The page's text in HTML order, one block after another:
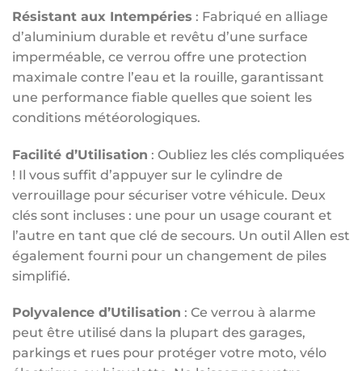
Résistant aux Intempéries : Fabriqué en alliage
d’aluminium durable et revêtu d’une surface
imperméable, ce verrou offre une protection
maximale contre l’eau et la rouille, garantissant
une performance fiable quelles que soient les
conditions météorologiques.
Facilité d’Utilisation : Oubliez les clés compliquées
! Il vous suffit d’appuyer sur le cylindre de
verrouillage pour sécuriser votre véhicule. Deux
clés sont incluses : une pour un usage courant et
l’autre en tant que clé de secours. Un outil Allen est
également fourni pour un changement de piles
simplifié.
Polyvalence d’Utilisation : Ce verrou à alarme
peut être utilisé dans la plupart des garages,
parkings et rues pour protéger votre moto, vélo